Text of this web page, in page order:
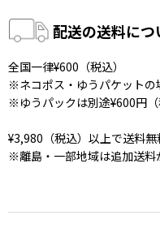
配送の送料につ
全国一律¥600（税込）
※ネコポス・ゆうパケットの
※ゆうパックは別途¥600円（
¥3,980（税込）以上で送料無
※離島・一部地域は追加送料